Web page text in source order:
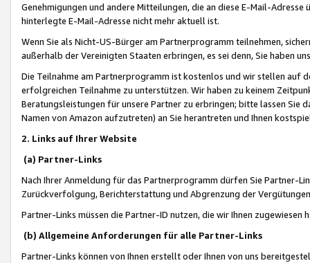
Genehmigungen und andere Mitteilungen, die an diese E-Mail-
hinterlegte E-Mail-Adresse nicht mehr aktuell ist.
Wenn Sie als Nicht-US-Bürger am Partnerprogramm teilnehmen,
außerhalb der Vereinigten Staaten erbringen, es sei denn, Sie haben
Die Teilnahme am Partnerprogramm ist kostenlos und wir stellen auf
erfolgreichen Teilnahme zu unterstützen. Wir haben zu keinem
Beratungsleistungen für unsere Partner zu erbringen; bitte lassen Sie
Namen von Amazon aufzutreten) an Sie herantreten und Ihnen
2. Links auf Ihrer Website
(a) Partner-Links
Nach Ihrer Anmeldung für das Partnerprogramm dürfen Sie Partner-
Zurückverfolgung, Berichterstattung und Abgrenzung der
Partner-Links müssen die Partner-ID nutzen, die wir Ihnen zugewiesen
(b) Allgemeine Anforderungen für alle Partner-Links
Partner-Links können von Ihnen erstellt oder Ihnen von uns